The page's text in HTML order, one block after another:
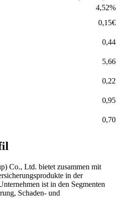
4,52%
0,15€
0,44
5,66
0,22
0,95
0,70
Co., Ltd. bietet zusammen mit
in der
ist in den Segmenten
Schaden- und